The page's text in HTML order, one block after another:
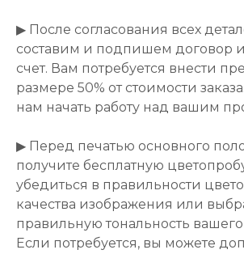
▶ После согласования всех
составим и подпишем договор
счет. Вам потребуется внести
размере 50% от стоимости
нам начать работу над вашим
▶ Перед печатью основного
получите бесплатную
убедиться в правильности
качества изображения или
правильную тональность
Если потребуется, вы можете